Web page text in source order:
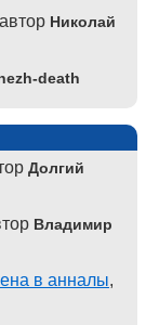
Николай
death
Долгий
Владимир
в анналы,